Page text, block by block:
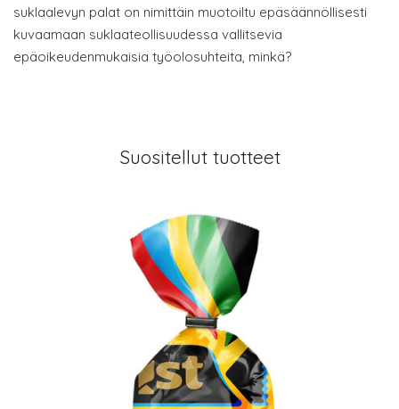
suklaalevyn palat on nimittäin muotoiltu epäsäännöllisesti
kuvaamaan suklaateollisuudessa vallitsevia
epäoikeudenmukaisia työolosuhteita, minkä?
Suositellut tuotteet